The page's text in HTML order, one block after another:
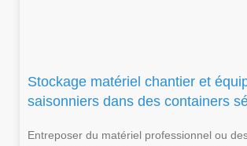
Stockage matériel chantier et
saisonniers dans des containers
Entreposer du matériel professionnel ou